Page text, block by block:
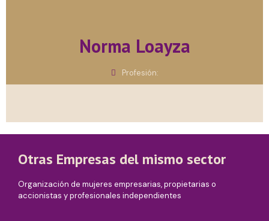
Norma Loayza
Profesión:
Otras Empresas del mismo sector
Organización de mujeres empresarias, propietarias o
accionistas y profesionales independientes